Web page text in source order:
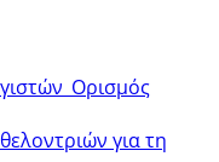
για τη